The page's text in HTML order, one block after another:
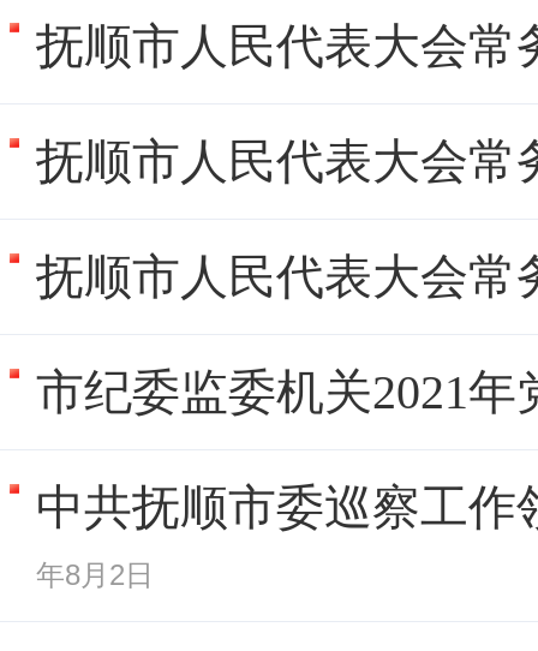
抚顺市人民代表大会常
抚顺市人民代表大会常
抚顺市人民代表大会常
市纪委监委机关2021年
中共抚顺市委巡察工作
年8月2日